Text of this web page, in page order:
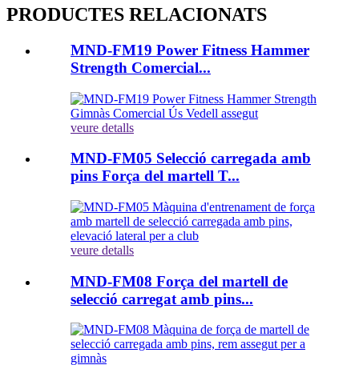
PRODUCTES RELACIONATS
MND-FM19 Power Fitness Hammer
Strength Comercial...
veure detalls
MND-FM05 Selecció carregada amb
pins Força del martell T...
veure detalls
MND-FM08 Força del martell de
selecció carregat amb pins...